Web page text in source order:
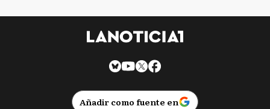
Añadir como fuente en